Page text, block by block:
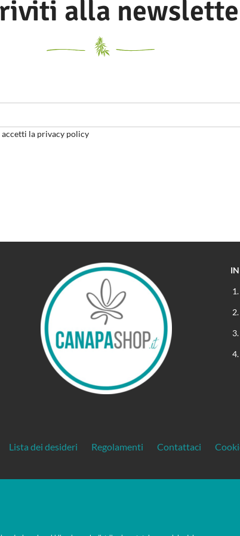
alla
accetti la privacy policy
Lista dei desideri Regolamenti Contattaci